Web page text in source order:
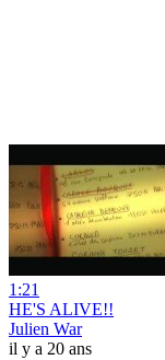
1:21
HE'S ALIVE!!
Julien War
il y a 20 ans